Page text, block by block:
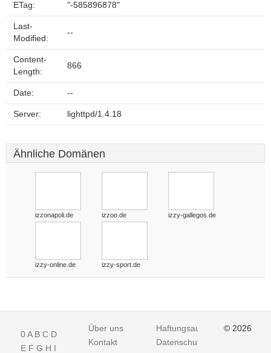
ETag: "-585896878"
Last-
Modified:
--
Content-
Length:
866
Date: --
Server: lighttpd/1.4.18
Ähnliche Domänen
izzonapoli.de izzoo.de izzy-gallegos.de
izzy-online.de izzy-sport.de
0A B C D
E F G H I
Über uns
Kontakt
Haftungsausschluss
Datenschutz
© 2026